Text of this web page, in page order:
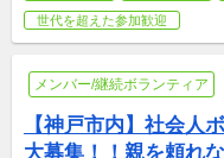
世代を超えた参加歓迎
メンバー/継続ボランティア
【神戸市内】社会人
大募集！！親を頼れ